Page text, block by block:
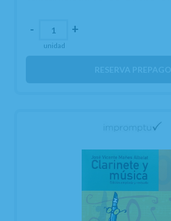
- +
unidad
RESERVA PREPAGO